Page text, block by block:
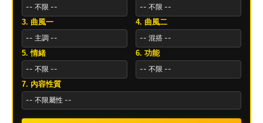
3. 曲風一 4. 曲風二
5. 情緒 6. 功能
7. 內容性質